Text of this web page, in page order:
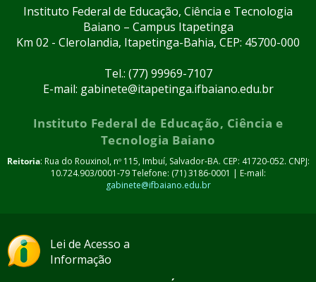
Instituto Federal de Educação, Ciência e Tecnologia
Baiano – Campus Itapetinga
Km 02 - Clerolandia, Itapetinga-Bahia, CEP: 45700-000
Tel.: (77) 99969-7107
E-mail: gabinete@itapetinga.ifbaiano.edu.br
Instituto Federal de Educação, Ciência e
Tecnologia Baiano
Reitoria: Rua do Rouxinol, nº 115, Imbuí, Salvador-BA. CEP: 41720-052. CNPJ:
10.724.903/0001-79 Telefone: (71) 3186-0001 | E-mail:
gabinete@ifbaiano.edu.br
Lei de Acesso a
Informação